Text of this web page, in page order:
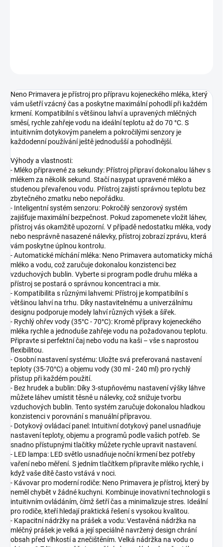
Neno Primavera je přístroj pro přípravu kojeneckého mléka, který
vám ušetří vzácný čas a poskytne maximální pohodlí při každém
krmení. Kompatibilní s většinou lahví a upravených mléčných
směsí, rychle zahřeje vodu na ideální teplotu až do 70 °C. S
intuitivním dotykovým panelem a pokročilými senzory je
každodenní používání ještě jednodušší a pohodlnější.
Výhody a vlastnosti:
- Mléko připravené za sekundy: Přístroj připraví dokonalou láhev s
mlékem za několik sekund. Stačí nasypat upravené mléko a
studenou převařenou vodu. Přístroj zajistí správnou teplotu bez
zbytečného zmatku nebo nepořádku.
- Inteligentní systém senzoru: Pokročilý senzorový systém
zajišťuje maximální bezpečnost. Pokud zapomenete vložit láhev,
přístroj vás okamžitě upozorní. V případě nedostatku mléka, vody
nebo nesprávně nasazené nálevky, přístroj zobrazí zprávu, která
vám poskytne úplnou kontrolu.
- Automatické míchání mléka: Neno Primavera automaticky míchá
mléko a vodu, což zaručuje dokonalou konzistenci bez
vzduchových bublin. Vyberte si program podle druhu mléka a
přístroj se postará o správnou koncentraci a mix.
- Kompatibilita s různými lahvemi: Přístroj je kompatibilní s
většinou lahví na trhu. Díky nastavitelnému a univerzálnímu
designu podporuje modely lahví různých výšek a šířek.
- Rychlý ohřev vody (35°C - 70°C): Kromě přípravy kojeneckého
mléka rychle a jednoduše zahřeje vodu na požadovanou teplotu.
Připravte si perfektní čaj nebo vodu na kaši – vše s naprostou
flexibilitou.
- Osobní nastavení systému: Uložte svá preferovaná nastavení
teploty (35-70°C) a objemu vody (30 ml - 240 ml) pro rychlý
přístup při každém použití.
- Bez hrudek a bublin: Díky 3-stupňovému nastavení výšky láhve
můžete láhev umístit těsně u nálevky, což snižuje tvorbu
vzduchových bublin. Tento systém zaručuje dokonalou hladkou
konzistenci v porovnání s manuální přípravou.
- Dotykový ovládací panel: Intuitivní dotykový panel usnadňuje
nastavení teploty, objemu a programů podle vašich potřeb. Se
snadno přístupnými tlačítky můžete rychle upravit nastavení.
- LED lampa: LED světlo usnadňuje noční krmení bez potřeby
vaření nebo měření. S jedním tlačítkem připravíte mléko rychle, i
když vaše dítě často vstává v noci.
- Kávovar pro moderní rodiče: Neno Primavera je přístroj, který by
neměl chybět v žádné kuchyni. Kombinuje inovativní technologii s
intuitivním ovládáním, čímž šetří čas a minimalizuje stres. Ideální
pro rodiče, kteří hledají praktická řešení s vysokou kvalitou.
- Kapacitní nádržky na prášek a vodu: Vestavěná nádržka na
mléčný prášek je velká a její speciálně navržený design chrání
obsah před vlhkostí a znečištěním. Velká nádržka na vodu o